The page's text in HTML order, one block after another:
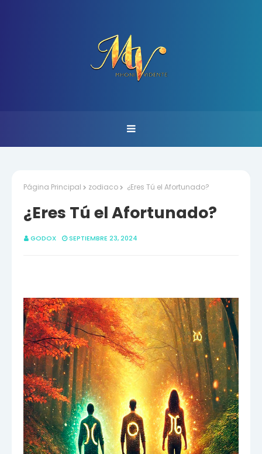
Página Principal zodiaco ¿Eres Tú el Afortunado?
¿Eres Tú el Afortunado?
GODOX SEPTIEMBRE 23, 2024